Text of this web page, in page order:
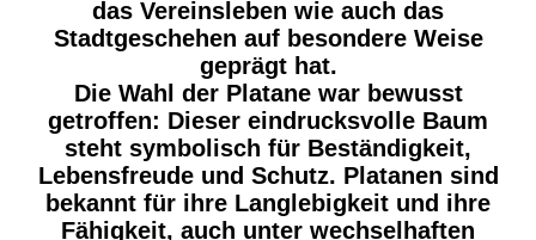
das Vereinsleben wie auch das
Stadtgeschehen auf besondere Weise
geprägt hat.
Die Wahl der Platane war bewusst
getroffen: Dieser eindrucksvolle Baum
steht symbolisch für Beständigkeit,
Lebensfreude und Schutz. Platanen sind
bekannt für ihre Langlebigkeit und ihre
Fähigkeit, auch unter wechselhaften